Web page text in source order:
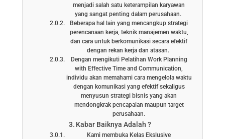
menjadi salah satu keterampilan karyawan
yang sangat penting dalam perusahaan.
Beberapa hal lain yang mencangkup strategi
perencanaan kerja, teknik manajemen waktu,
dan cara untuk berkomunikasi secara efektif
dengan rekan kerja dan atasan.
Dengan mengikuti Pelatihan Work Planning
with Effective Time and Communication,
individu akan memahami cara mengelola waktu
dengan komunikasi yang efektif sekaligus
menyusun strategi bisnis yang akan
mendongkrak pencapaian maupun target
perusahaan.
Kabar Baiknya Adalah ?
Kami membuka Kelas Ekslusive